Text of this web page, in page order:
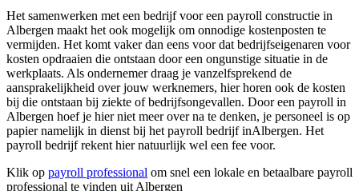
Het samenwerken met een bedrijf voor een payroll constructie in
Albergen maakt het ook mogelijk om onnodige kostenposten te
vermijden. Het komt vaker dan eens voor dat bedrijfseigenaren voor
kosten opdraaien die ontstaan door een ongunstige situatie in de
werkplaats. Als ondernemer draag je vanzelfsprekend de
aansprakelijkheid over jouw werknemers, hier horen ook de kosten
bij die ontstaan bij ziekte of bedrijfsongevallen. Door een payroll in
Albergen hoef je hier niet meer over na te denken, je personeel is op
papier namelijk in dienst bij het payroll bedrijf inAlbergen. Het
payroll bedrijf rekent hier natuurlijk wel een fee voor.
Klik op payroll professional om snel een lokale en betaalbare payroll
professional te vinden uit Albergen